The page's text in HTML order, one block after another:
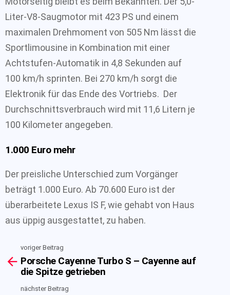
Liter-V8-Saugmotor mit 423 PS und einem
maximalen Drehmoment von 505 Nm lässt die
Sportlimousine in Kombination mit einer
Achtstufen-Automatik in 4,8 Sekunden auf
100 km/h sprinten. Bei 270 km/h sorgt die
Elektronik für das Ende des Vortriebs. Der
Durchschnittsverbrauch wird mit 11,6 Litern je
100 Kilometer angegeben.
1.000 Euro mehr
Der preisliche Unterschied zum Vorgänger
beträgt 1.000 Euro. Ab 70.600 Euro ist der
überarbeitete Lexus IS F, wie gehabt von Haus
aus üppig ausgestattet, zu haben.
more
voriger Beitrag
Porsche Cayenne Turbo S – Cayenne auf
die Spitze getrieben
nächster Beitrag